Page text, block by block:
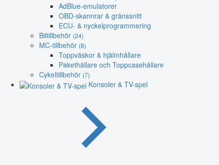
AdBlue-emulatorer
OBD-skannrar & gränssnitt
ECU- & nyckelprogrammering
Biltillbehör (24)
MC-tillbehör (8)
Toppväskor & hjälmhållare
Pakethållare och Toppcasehållare
Cykeltillbehör (7)
Konsoler & TV-spel